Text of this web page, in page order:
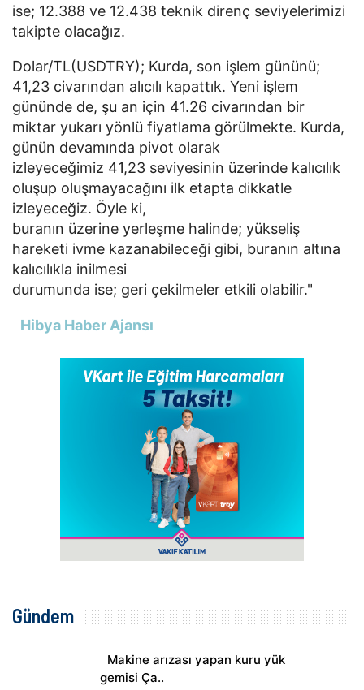
ise; 12.388 ve 12.438 teknik direnç seviyelerimizi
takipte olacağız.
Dolar/TL(USDTRY); Kurda, son işlem gününü;
41,23 civarından alıcılı kapattık. Yeni işlem
gününde de, şu an için 41.26 civarından bir
miktar yukarı yönlü fiyatlama görülmekte. Kurda,
günün devamında pivot olarak
izleyeceğimiz 41,23 seviyesinin üzerinde kalıcılık
oluşup oluşmayacağını ilk etapta dikkatle
izleyeceğiz. Öyle ki,
buranın üzerine yerleşme halinde; yükseliş
hareketi ivme kazanabileceği gibi, buranın altına
kalıcılıkla inilmesi
durumunda ise; geri çekilmeler etkili olabilir."
Hibya Haber Ajansı
Gündem
Makine arızası yapan kuru yük
gemisi Ça..